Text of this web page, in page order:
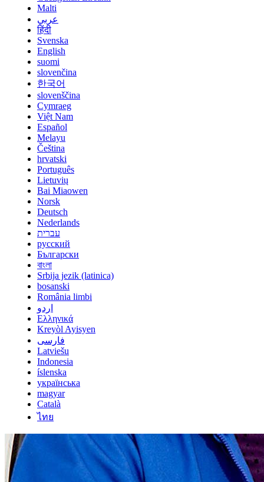
Malti
عربي
हिंदी
Svenska
English
suomi
slovenčina
한국어
slovenščina
Cymraeg
Việt Nam
Español
Melayu
Čeština
hrvatski
Português
Lietuvių
Bai Miaowen
Norsk
Deutsch
Nederlands
עברית
русский
Български
বাংলা
Srbija jezik (latinica)
bosanski
România limbi
اردو
Ελληνικά
Kreyòl Ayisyen
فارسی
Latviešu
Indonesia
íslenska
українська
magyar
Català
ไทย